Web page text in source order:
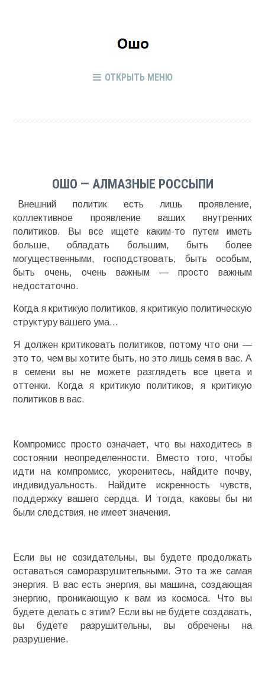
ОТКРЫТЬ МЕНЮ
ОШО — АЛМАЗНЫЕ РОССЫПИ
Внешний политик есть лишь проявление,
коллективное проявление ваших внутренних
политиков. Вы все ищете каким-то путем иметь
больше, обладать большим, быть более
могущественными, господствовать, быть особым,
быть очень, очень важным — просто важным
недостаточно.
Когда я критикую политиков, я критикую политическую
структуру вашего ума…
Я должен критиковать политиков, потому что они —
это то, чем вы хотите быть, но это лишь семя в вас. А
в семени вы не можете разглядеть все цвета и
оттенки. Когда я критикую политиков, я критикую
политиков в вас.
Компромисс просто означает, что вы находитесь в
состоянии неопределенности. Вместо того, чтобы
идти на компромисс, укоренитесь, найдите почву,
индивидуальность. Найдите искренность чувств,
поддержку вашего сердца. И тогда, каковы бы ни
были следствия, не имеет значения.
Если вы не созидательны, вы будете продолжать
оставаться саморазрушительными. Это та же самая
энергия. В вас есть энергия, вы машина, создающая
энергию, проникающую к вам из космоса. Что вы
будете делать с этим? Если вы не будете создавать,
вы будете разрушительны, вы обречены на
разрушение.